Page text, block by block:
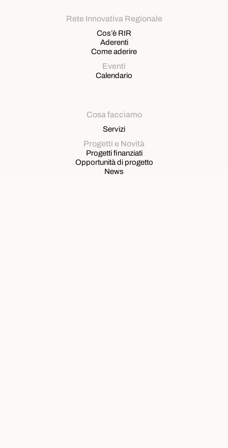
Rete Innovativa Regionale
Cos’è RIR
Aderenti
Come aderire
Eventi
Calendario
Cosa facciamo
Servizi
Progetti e Novità
Progetti finanziati
Opportunità di progetto
News